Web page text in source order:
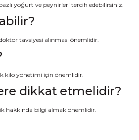
yoğurt ve peynirleri tercih edebilirsiniz.
tavsiyesi alınması önemlidir.
kilo yönetimi için önemlidir.
dikkat etmelidir?
hakkında bilgi almak önemlidir.